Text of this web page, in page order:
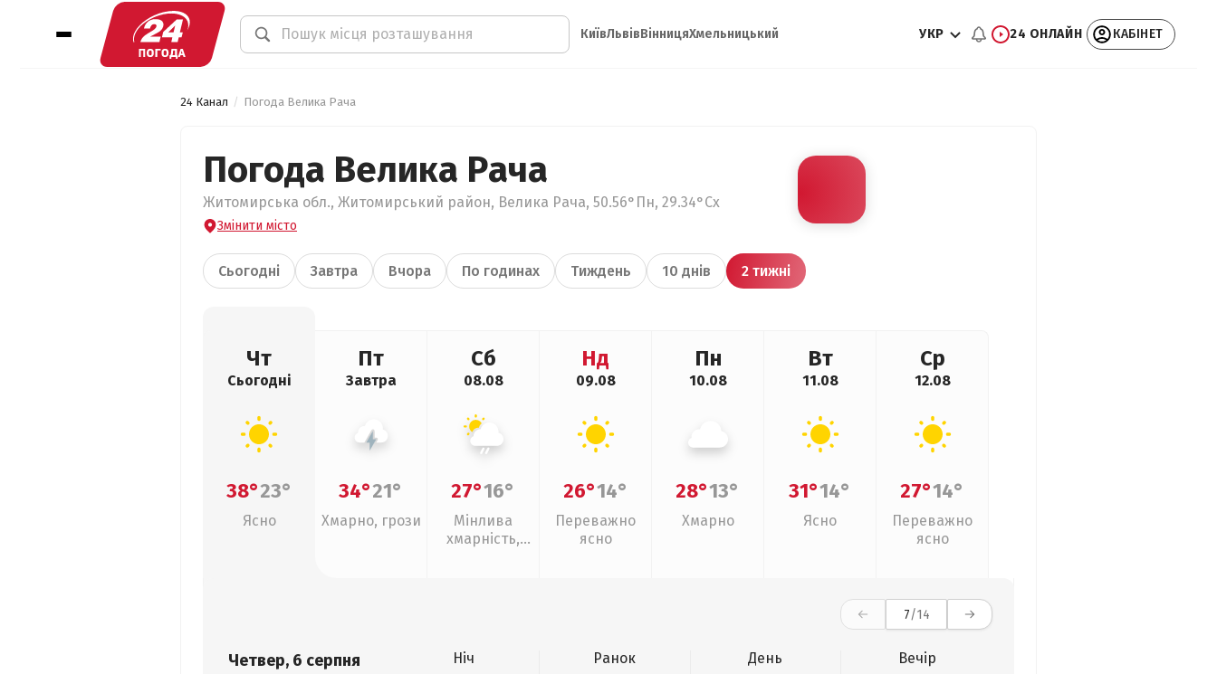
КиївЛьвівВінницяХмельницький УКР 24 ОНЛАЙН КАБІНЕТ
24 Канал Погода Велика Рача
Погода Велика Рача
Житомирська обл., Житомирський район, Велика Рача, 50.56°Пн, 29.34°Сх
Змінити місто
Сьогодні Завтра Вчора По годинах Тиждень 10 днів 2 тижні
Чт
Сьогодні
38°23°
Ясно
Пт
Завтра
34°21°
Хмарно, грози
Сб
08.08
27°16°
Мінлива
хмарність,
Нд
09.08
26°14°
Переважно
ясно
Пн
10.08
28°13°
Хмарно
Вт
11.08
31°14°
Ясно
Ср
12.08
27°14°
Переважно
ясно
7/14
Четвер, 6 серпня Ніч Ранок День
Вечір